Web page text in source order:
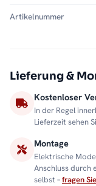
Artikelnummer
Lieferung &
Kostenloser
In der Regel
Lieferzeit sehen
Montage
Elektrische
Anschluss durch
selbst –fragen